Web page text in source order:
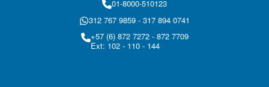
01-8000-510123
312 767 9859 - 317 894 0741
+57 (6) 872 7272 - 872 7709
Ext: 102 - 110 - 144